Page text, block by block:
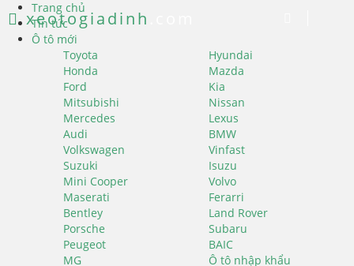
Trang chủ
Tin tức
Ô tô mới
Toyota
Hyundai
Honda
Mazda
Ford
Kia
Mitsubishi
Nissan
Mercedes
Lexus
Audi
BMW
Volkswagen
Vinfast
Suzuki
Isuzu
Mini Cooper
Volvo
Maserati
Ferarri
Bentley
Land Rover
Porsche
Subaru
Peugeot
BAIC
MG
Ô tô nhập khẩu
xeotogiadinh